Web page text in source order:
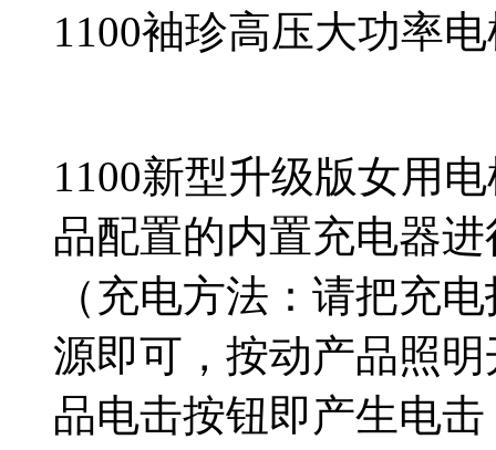
1100袖珍高压大功率
1100新型升级版女用
品配置的内置充电器
（充电方法：请把充
源即可，按动产品照
品电击按钮即产生电